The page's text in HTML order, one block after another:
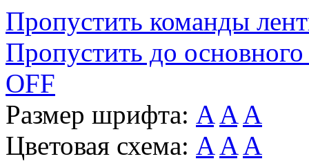
Пропустить команды
Пропустить до основного
OFF
Размер шрифта: A A A
Цветовая схема: A A A